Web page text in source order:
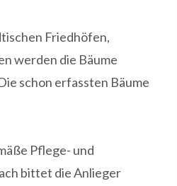
Friedhöfen,
werden die Bäume
schon erfassten Bäume
Pflege- und
bittet die Anlieger